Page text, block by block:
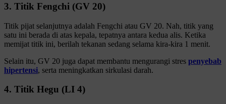
3. Titik Fengchi (GV 20)
Titik pijat selanjutnya adalah Fengchi atau GV 20. Nah, titik yang
satu ini berada di atas kepala, tepatnya antara kedua alis. Ketika
memijat titik ini, berilah tekanan sedang selama kira-kira 1 menit.
Selain itu, GV 20 juga dapat membantu mengurangi stres penyebab
hipertensi, serta meningkatkan sirkulasi darah.
4. Titik Hegu (LI 4)